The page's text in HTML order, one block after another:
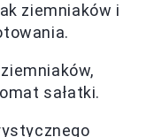
ziemniaków i
ziemniaków,
sałatki.